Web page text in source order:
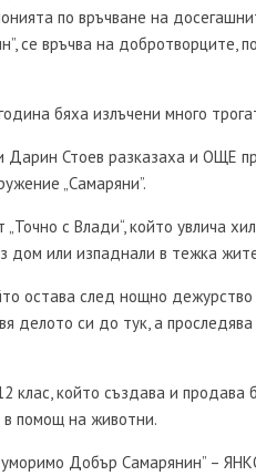
по връчване на
се връчва на добротворците,
бяха излъчени много
Стоев разказаха и ОЩЕ
„Самаряни”.
с Влади“, който увлича
или изпаднали в тежка
остава след нощно
делото си до тук, а
който създава и продава
помощ на животни.
Добър Самарянин” –